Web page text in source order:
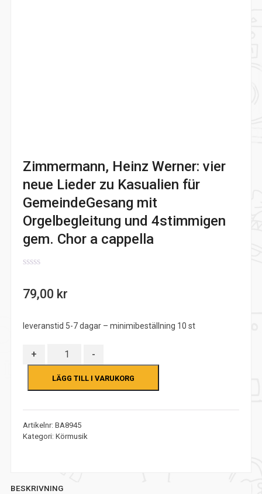
Zimmermann, Heinz Werner: vier
neue Lieder zu Kasualien für
GemeindeGesang mit
Orgelbegleitung und 4stimmigen
gem. Chor a cappella
of
79,00 kr
leveranstid 5-7 dagar – minimibeställning 10 st
+ Antal -
LÄGG TILL I VARUKORG
Artikelnr: BA8945
Kategori: Körmusik
BESKRIVNING